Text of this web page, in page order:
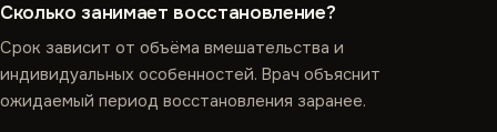
Сколько занимает восстановление?
Срок зависит от объёма вмешательства и
индивидуальных особенностей. Врач объяснит
ожидаемый период восстановления заранее.